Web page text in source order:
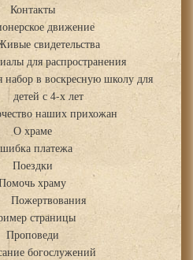
Контакты
движение
свидетельства
для распространения
набор в воскресную школу для
детей с 4-х лет
наших прихожан
О храме
платежа
Поездки
храму
Пожертвования
страницы
Проповеди
богослужений